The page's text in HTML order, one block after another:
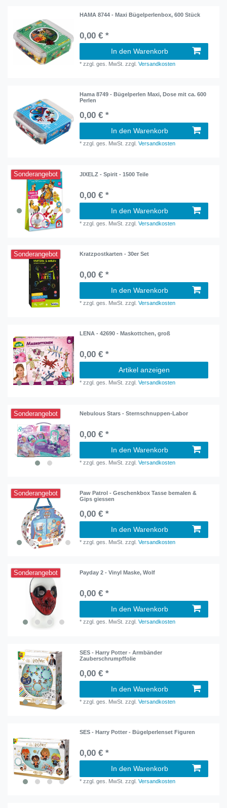
HAMA 8744 - Maxi Bügelperlenbox, 600 Stück
0,00 € *
In den Warenkorb
*zzgl. ges. MwSt. zzgl.Versandkosten
Hama 8749 - Bügelperlen Maxi, Dose mit ca. 600
Perlen
0,00 € *
In den Warenkorb
*zzgl. ges. MwSt. zzgl.Versandkosten
Sonderangebot JIXELZ - Spirit - 1500 Teile
0,00 € *
In den Warenkorb
*zzgl. ges. MwSt. zzgl.Versandkosten
Sonderangebot Kratzpostkarten - 30er Set
0,00 € *
In den Warenkorb
*zzgl. ges. MwSt. zzgl.Versandkosten
LENA - 42690 - Maskottchen, groß
0,00 € *
Artikel anzeigen
*zzgl. ges. MwSt. zzgl.Versandkosten
Sonderangebot Nebulous Stars - Sternschnuppen-Labor
0,00 € *
In den Warenkorb
*zzgl. ges. MwSt. zzgl.Versandkosten
Sonderangebot
Paw Patrol - Geschenkbox Tasse bemalen &
Gips giessen
0,00 € *
In den Warenkorb
*zzgl. ges. MwSt. zzgl.Versandkosten
Sonderangebot Payday 2 - Vinyl Maske, Wolf
0,00 € *
In den Warenkorb
*zzgl. ges. MwSt. zzgl.Versandkosten
SES - Harry Potter - Armbänder
Zauberschrumpffolie
0,00 € *
In den Warenkorb
*zzgl. ges. MwSt. zzgl.Versandkosten
SES - Harry Potter - Bügelperlenset Figuren
0,00 € *
In den Warenkorb
*zzgl. ges. MwSt. zzgl.Versandkosten